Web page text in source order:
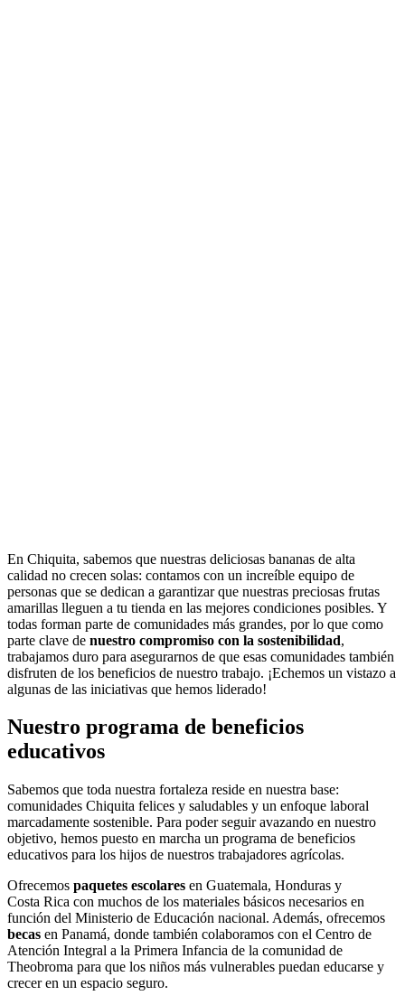
En Chiquita, sabemos que nuestras deliciosas bananas de alta
calidad no crecen solas: contamos con un increíble equipo de
personas que se dedican a garantizar que nuestras preciosas frutas
amarillas lleguen a tu tienda en las mejores condiciones posibles. Y
todas forman parte de comunidades más grandes, por lo que como
parte clave de nuestro compromiso con la sostenibilidad,
trabajamos duro para asegurarnos de que esas comunidades también
disfruten de los beneficios de nuestro trabajo. ¡Echemos un vistazo a
algunas de las iniciativas que hemos liderado!
Nuestro programa de beneficios
educativos
Sabemos que toda nuestra fortaleza reside en nuestra base:
comunidades Chiquita felices y saludables y un enfoque laboral
marcadamente sostenible. Para poder seguir avazando en nuestro
objetivo, hemos puesto en marcha un programa de beneficios
educativos para los hijos de nuestros trabajadores agrícolas.
Ofrecemos paquetes escolares en Guatemala, Honduras y
Costa Rica con muchos de los materiales básicos necesarios en
función del Ministerio de Educación nacional. Además, ofrecemos
becas en Panamá, donde también colaboramos con el Centro de
Atención Integral a la Primera Infancia de la comunidad de
Theobroma para que los niños más vulnerables puedan educarse y
crecer en un espacio seguro.